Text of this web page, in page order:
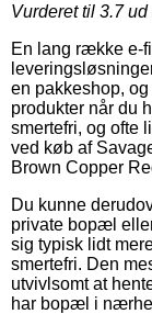
Vurderet til 3.7ud
En lang række e-
en pakkeshop,
produkter når du
smertefri, og ofte
ved køb af
Brown Copper
Du kunne
private bopæl
sig typisk lidt
smertefri. Den
utvivlsomt at
har bopæl i